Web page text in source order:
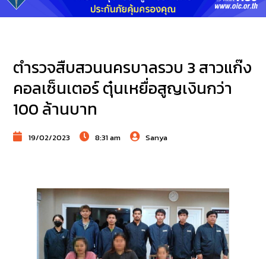
ตำรวจสืบสวนนครบาลรวบ 3 สาวแก๊ง
คอลเซ็นเตอร์ ตุ๋นเหยื่อสูญเงินกว่า
100 ล้านบาท
19/02/2023 8:31 am Sanya